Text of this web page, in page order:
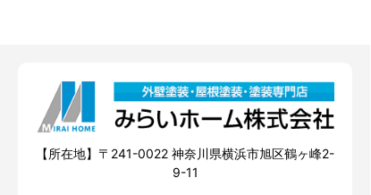
【所在地】〒241-0022 神奈川県横浜市旭区鶴ヶ峰2-
9-11